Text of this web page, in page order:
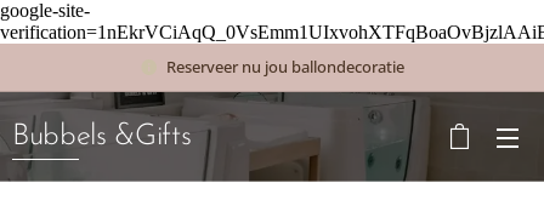
google-site-
Reserveer nu jou ballondecoratie
Bubbels &Gifts